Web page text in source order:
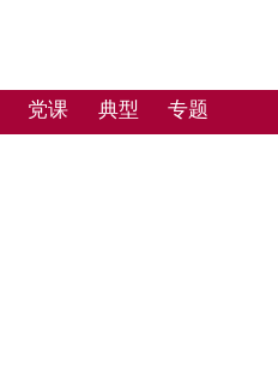
党课 典型 专题